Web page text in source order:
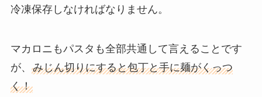
冷凍保存しなければなりません。
マカロニもパスタも全部共通して言えることです
が、 みじん切りにすると包丁と手に麺がくっつ
く！